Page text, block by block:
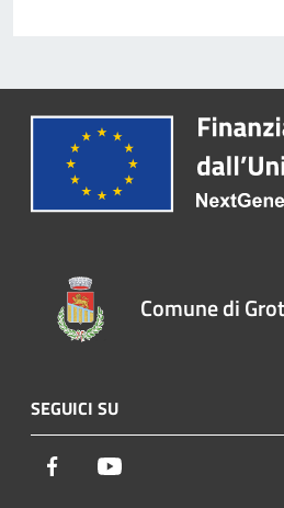
Comune di
SEGUICI SU
Facebook